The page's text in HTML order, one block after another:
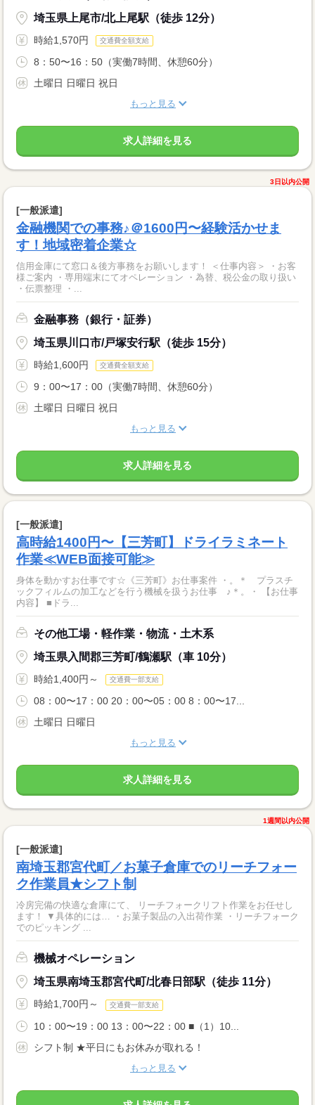
埼玉県上尾市/北上尾駅（徒歩 12分）
時給1,570円 交通費全額支給
8：50〜16：50（実働7時間、休憩60分）
土曜日 日曜日 祝日
もっと見る
求人詳細を見る
3日以内公開
[一般派遣]
金融機関での事務♪＠1600円〜経験活かせま
す！地域密着企業☆
信用金庫にて窓口＆後方事務をお願いします！ ＜仕事内容＞ ・お客
様ご案内 ・専用端末にてオペレーション ・為替、税公金の取り扱い
・伝票整理 ・...
金融事務（銀行・証券）
埼玉県川口市/戸塚安行駅（徒歩 15分）
時給1,600円 交通費全額支給
9：00〜17：00（実働7時間、休憩60分）
土曜日 日曜日 祝日
もっと見る
求人詳細を見る
[一般派遣]
高時給1400円〜【三芳町】ドライラミネート
作業≪WEB面接可能≫
身体を動かすお仕事です☆《三芳町》お仕事案件 ・。＊ プラスチ
ックフィルムの加工などを行う機械を扱うお仕事 ♪＊。・ 【お仕事
内容】 ■ドラ...
その他工場・軽作業・物流・土木系
埼玉県入間郡三芳町/鶴瀬駅（車 10分）
時給1,400円～ 交通費一部支給
08：00〜17：00 20：00〜05：00 8：00〜17...
土曜日 日曜日
もっと見る
求人詳細を見る
1週間以内公開
[一般派遣]
南埼玉郡宮代町／お菓子倉庫でのリーチフォー
ク作業員★シフト制
冷房完備の快適な倉庫にて、 リーチフォークリフト作業をお任せし
ます！ ▼具体的には… ・お菓子製品の入出荷作業 ・リーチフォーク
でのピッキング ...
機械オペレーション
埼玉県南埼玉郡宮代町/北春日部駅（徒歩 11分）
時給1,700円～ 交通費一部支給
10：00〜19：00 13：00〜22：00 ■（1）10...
シフト制 ★平日にもお休みが取れる！
もっと見る